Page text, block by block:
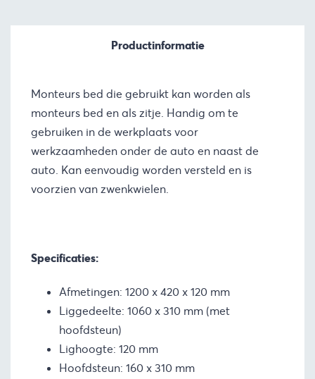
Productinformatie
Monteurs bed die gebruikt kan worden als
monteurs bed en als zitje. Handig om te
gebruiken in de werkplaats voor
werkzaamheden onder de auto en naast de
auto. Kan eenvoudig worden versteld en is
voorzien van zwenkwielen.
Specificaties:
Afmetingen: 1200 x 420 x 120 mm
Liggedeelte: 1060 x 310 mm (met
hoofdsteun)
Lighoogte: 120 mm
Hoofdsteun: 160 x 310 mm